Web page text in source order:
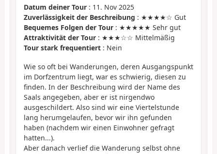
Datum deiner Tour : 11. Nov 2025
Zuverlässigkeit der Beschreibung : ★★★★☆ Gut
Bequemes Folgen der Tour : ★★★★★ Sehr gut
Attraktivität der Tour : ★★★☆☆ Mittelmäßig
Tour stark frequentiert : Nein
Wie so oft bei Wanderungen, deren Ausgangspunkt
im Dorfzentrum liegt, war es schwierig, diesen zu
finden. In der Beschreibung wird der Name des
Saals angegeben, aber er ist nirgendwo
ausgeschildert. Also sind wir eine Viertelstunde
lang herumgelaufen, bevor wir ihn gefunden
haben (nachdem wir einen Einwohner gefragt
hatten...).
Aber danach verlief die Wanderung selbst ohne